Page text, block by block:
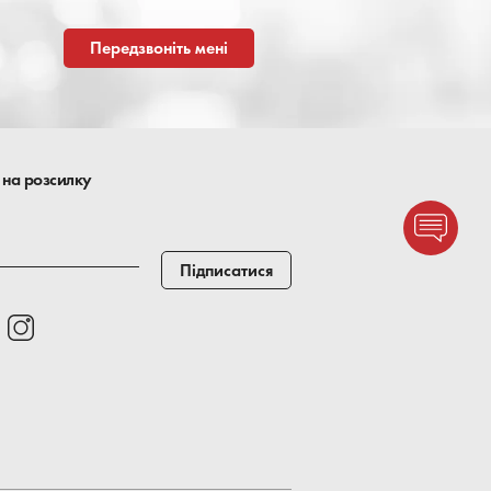
Передзвоніть мені
розсилку
Підписатися